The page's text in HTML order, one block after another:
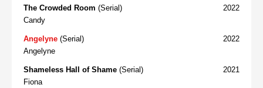
2022
The Crowded Room (Serial)
Candy
2022
Angelyne (Serial)
Angelyne
2021
Shameless Hall of Shame (Serial)
Fiona